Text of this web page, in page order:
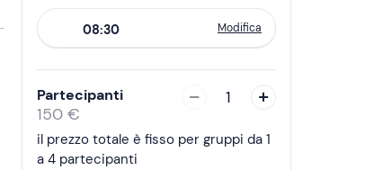
forward
to
interact
with
the
calendar
and
08:30 Modifica
Partecipanti
150 €
1
il prezzo totale è fisso per gruppi da 1
a 4 partecipanti